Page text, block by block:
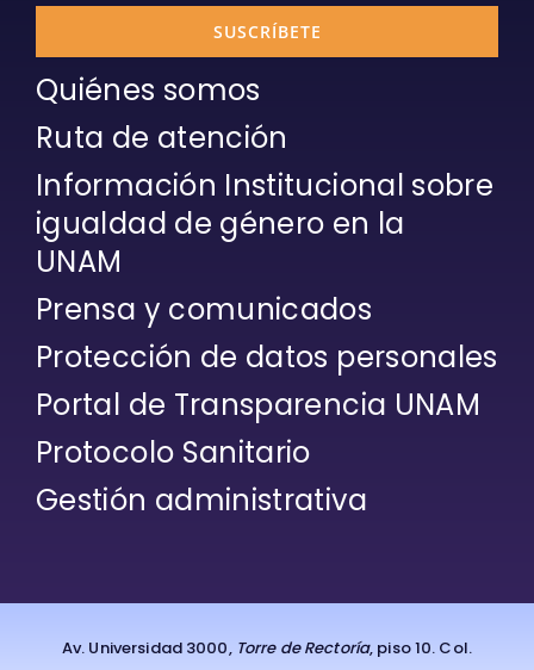
SUSCRÍBETE
Quiénes somos
Ruta de atención
Información Institucional sobre
igualdad de género en la
UNAM
Prensa y comunicados
Protección de datos personales
Portal de Transparencia UNAM
Protocolo Sanitario
Gestión administrativa
Av. Universidad 3000, Torre de Rectoría, piso 10. Col.